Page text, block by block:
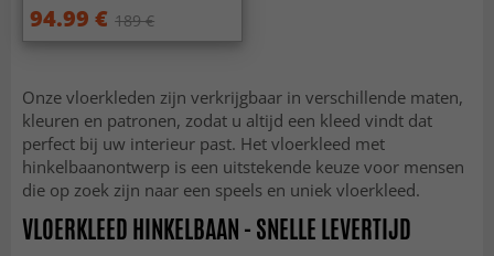
94.99 € 189 €
Onze vloerkleden zijn verkrijgbaar in verschillende maten,
kleuren en patronen, zodat u altijd een kleed vindt dat
perfect bij uw interieur past. Het vloerkleed met
hinkelbaanontwerp is een uitstekende keuze voor mensen
die op zoek zijn naar een speels en uniek vloerkleed.
VLOERKLEED HINKELBAAN - SNELLE LEVERTIJD